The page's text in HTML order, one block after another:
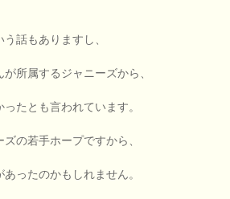
話もありますし、
所属するジャニーズから、
ったとも言われています。
の若手ホープですから、
ったのかもしれません。